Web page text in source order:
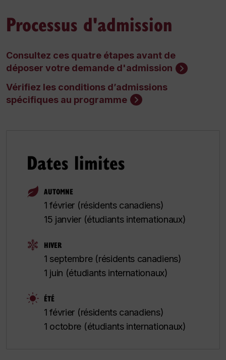
Processus d'admission
Consultez ces quatre étapes avant de
déposer votre demande d'admission
Vérifiez les conditions d’admissions
spécifiques au programme
Dates limites
AUTOMNE
1 février (résidents canadiens)
15 janvier (étudiants internationaux)
HIVER
1 septembre (résidents canadiens)
1 juin (étudiants internationaux)
ÉTÉ
1 février (résidents canadiens)
1 octobre (étudiants internationaux)